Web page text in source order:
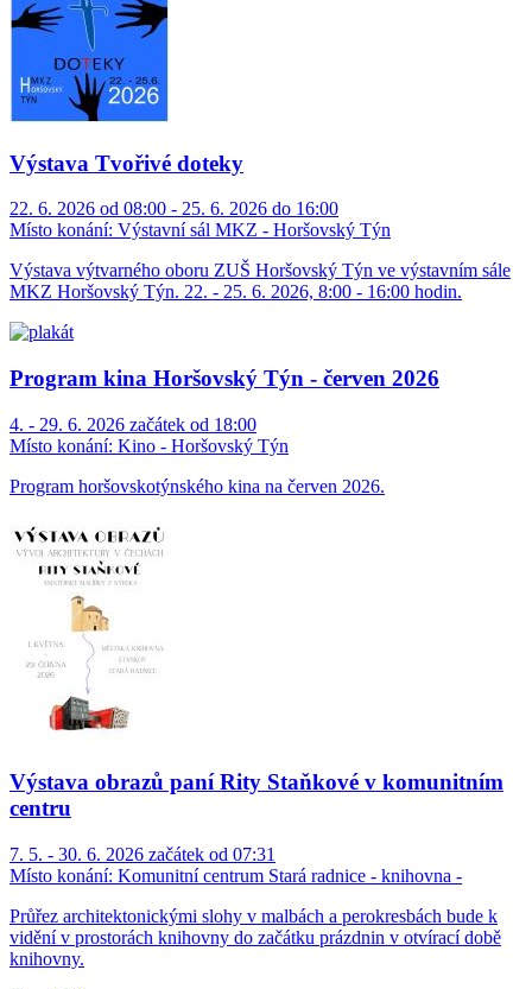
Výstava Tvořivé doteky
22. 6. 2026 od 08:00 - 25. 6. 2026 do 16:00
Místo konání: Výstavní sál MKZ - Horšovský Týn
Výstava výtvarného oboru ZUŠ Horšovský Týn ve výstavním sále
MKZ Horšovský Týn. 22. - 25. 6. 2026, 8:00 - 16:00 hodin.
Program kina Horšovský Týn - červen 2026
4. - 29. 6. 2026 začátek od 18:00
Místo konání: Kino - Horšovský Týn
Program horšovskotýnského kina na červen 2026.
Výstava obrazů paní Rity Staňkové v komunitním
centru
7. 5. - 30. 6. 2026 začátek od 07:31
Místo konání: Komunitní centrum Stará radnice - knihovna -
Průřez architektonickými slohy v malbách a perokresbách bude k
vidění v prostorách knihovny do začátku prázdnin v otvírací době
knihovny.